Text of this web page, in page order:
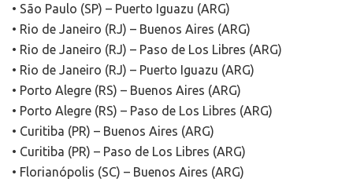
• São Paulo (SP) – Puerto Iguazu (ARG)
• Rio de Janeiro (RJ) – Buenos Aires (ARG)
• Rio de Janeiro (RJ) – Paso de Los Libres (ARG)
• Rio de Janeiro (RJ) – Puerto Iguazu (ARG)
• Porto Alegre (RS) – Buenos Aires (ARG)
• Porto Alegre (RS) – Paso de Los Libres (ARG)
• Curitiba (PR) – Buenos Aires (ARG)
• Curitiba (PR) – Paso de Los Libres (ARG)
• Florianópolis (SC) – Buenos Aires (ARG)